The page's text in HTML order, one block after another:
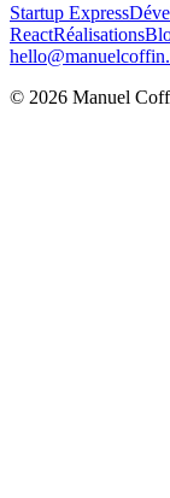
Startup Express
ReactRéalisations
© 2026 Manuel